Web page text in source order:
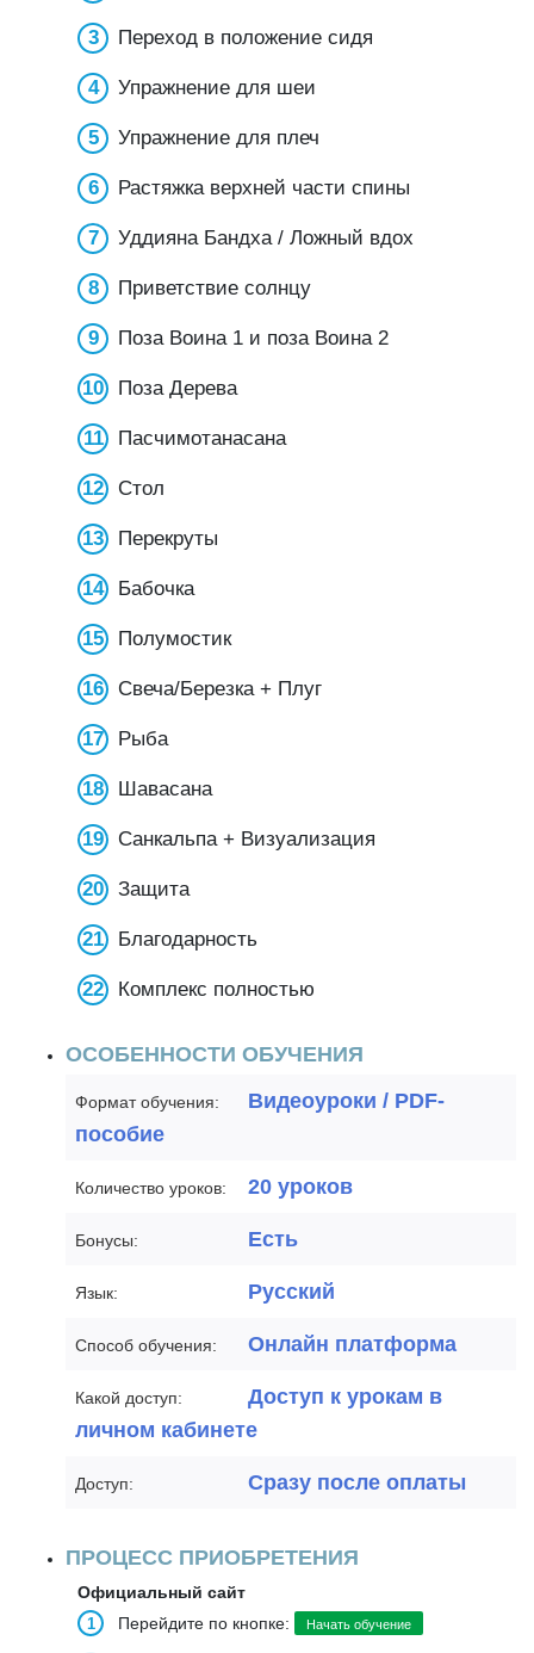
Переход в положение сидя
Упражнение для шеи
Упражнение для плеч
Растяжка верхней части спины
Уддияна Бандха / Ложный вдох
Приветствие солнцу
Поза Воина 1 и поза Воина 2
Поза Дерева
Пасчимотанасана
Стол
Перекруты
Бабочка
Полумостик
Свеча/Березка + Плуг
Рыба
Шавасана
Санкальпа + Визуализация
Защита
Благодарность
Комплекс полностью
ОСОБЕННОСТИ ОБУЧЕНИЯ
Формат обучения:
Видеоуроки / PDF-
пособие
Количество уроков: 20 уроков
Бонусы: Есть
Язык: Русский
Способ обучения: Онлайн платформа
Какой доступ:
Доступ к урокам в
личном кабинете
Доступ: Сразу после оплаты
ПРОЦЕСС ПРИОБРЕТЕНИЯ
Официальный сайт
Перейдите по кнопке:
Начать обучение